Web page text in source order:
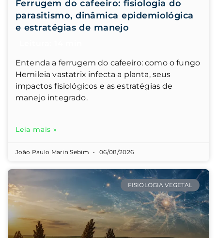
Ferrugem do cafeeiro: fisiologia do
parasitismo, dinâmica epidemiológica
e estratégias de manejo
Entenda a ferrugem do cafeeiro: como o fungo
Hemileia vastatrix infecta a planta, seus
impactos fisiológicos e as estratégias de
manejo integrado.
Leia mais »
João Paulo Marin Sebim 06/08/2026
FISIOLOGIA VEGETAL